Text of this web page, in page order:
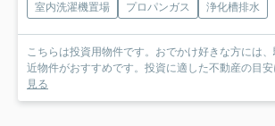
室内洗濯機置場 プロパンガス 浄化槽排水
こちらは投資用物件です。おでかけ好きな方には
近物件がおすすめです。投資に適した不動産の目
見る